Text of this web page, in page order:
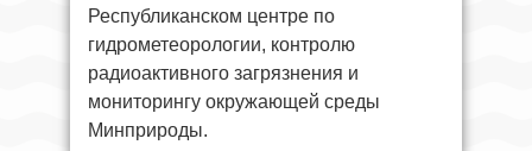
Республиканском центре по
гидрометеорологии, контролю
радиоактивного загрязнения и
мониторингу окружающей среды
Минприроды.